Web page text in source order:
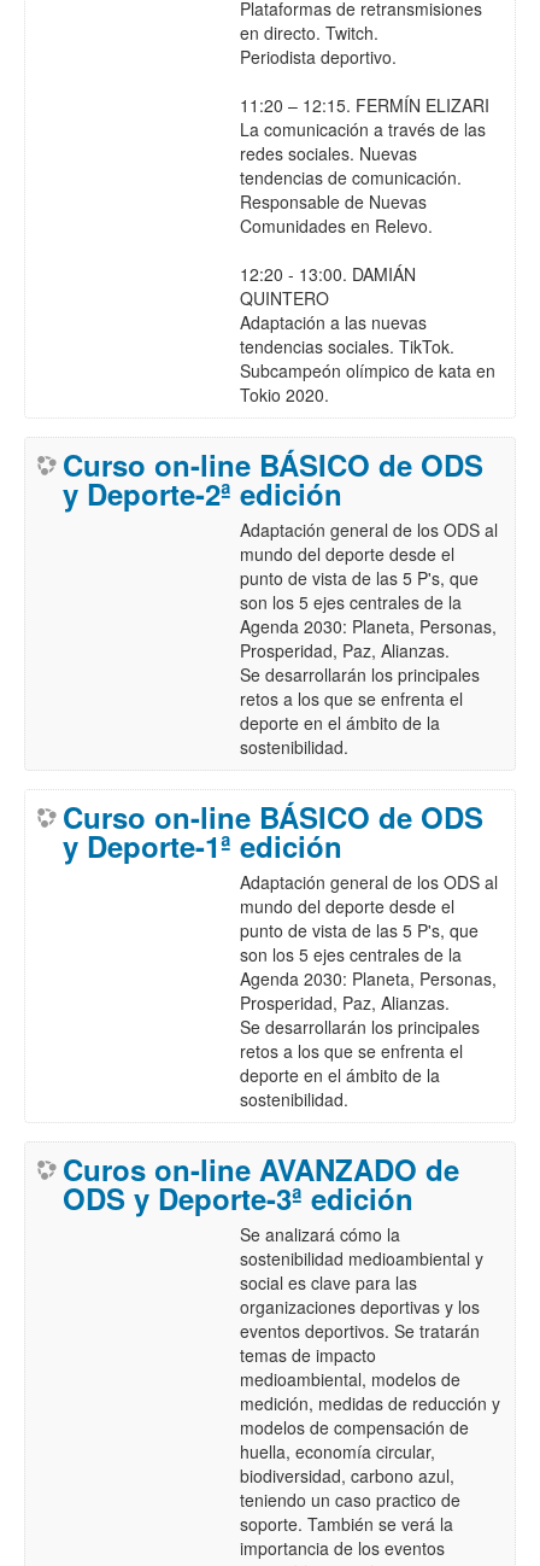
Plataformas de retransmisiones
en directo. Twitch.
Periodista deportivo.
11:20 – 12:15. FERMÍN ELIZARI
La comunicación a través de las
redes sociales. Nuevas
tendencias de comunicación.
Responsable de Nuevas
Comunidades en Relevo.
12:20 - 13:00. DAMIÁN
QUINTERO
Adaptación a las nuevas
tendencias sociales. TikTok.
Subcampeón olímpico de kata en
Tokio 2020.
Curso on-line BÁSICO de ODS
y Deporte-2ª edición
Adaptación general de los ODS al
mundo del deporte desde el
punto de vista de las 5 P's, que
son los 5 ejes centrales de la
Agenda 2030: Planeta, Personas,
Prosperidad, Paz, Alianzas.
Se desarrollarán los principales
retos a los que se enfrenta el
deporte en el ámbito de la
sostenibilidad.
Curso on-line BÁSICO de ODS
y Deporte-1ª edición
Adaptación general de los ODS al
mundo del deporte desde el
punto de vista de las 5 P's, que
son los 5 ejes centrales de la
Agenda 2030: Planeta, Personas,
Prosperidad, Paz, Alianzas.
Se desarrollarán los principales
retos a los que se enfrenta el
deporte en el ámbito de la
sostenibilidad.
Curos on-line AVANZADO de
ODS y Deporte-3ª edición
Se analizará cómo la
sostenibilidad medioambiental y
social es clave para las
organizaciones deportivas y los
eventos deportivos. Se tratarán
temas de impacto
medioambiental, modelos de
medición, medidas de reducción y
modelos de compensación de
huella, economía circular,
biodiversidad, carbono azul,
teniendo un caso practico de
soporte. También se verá la
importancia de los eventos